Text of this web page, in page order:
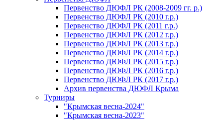
Первенство ДЮФЛ РК (2008-2009 гг. р.)
Первенство ДЮФЛ РК (2010 г.р.)
Первенство ДЮФЛ РК (2011 г.р.)
Первенство ДЮФЛ РК (2012 г.р.)
Первенство ДЮФЛ РК (2013 г.р.)
Первенство ДЮФЛ РК (2014 г.р.)
Первенство ДЮФЛ РК (2015 г.р.)
Первенство ДЮФЛ РК (2016 г.р.)
Первенство ДЮФЛ РК (2017 г.р.)
Архив первенства ДЮФЛ Крыма
Турниры
"Крымская весна-2024"
"Крымская весна-2023"